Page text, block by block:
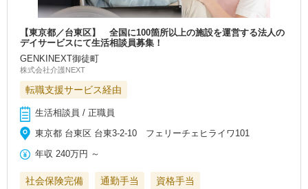
【東京都／台東区】 全国に100箇所以上の施設を運営する法人の
デイサービスにて生活相談員募集！
GENKINEXT御徒町
株式会社介護NEXT
転職支援サービス経由
生活相談員 / 正職員
東京都 台東区 台東3-2-10 フェリーチェヒライワ101
年収 240万円 ～
社会保険完備 通勤手当
資格手当